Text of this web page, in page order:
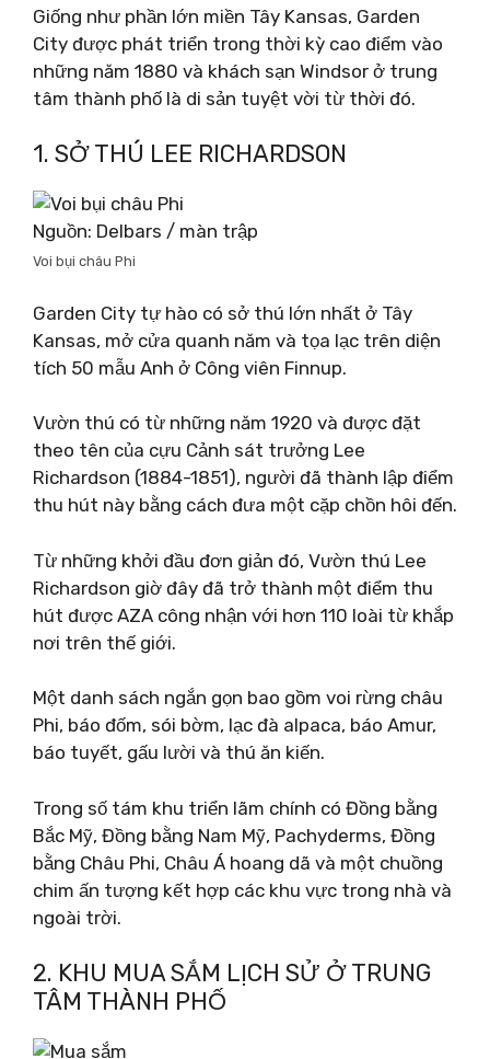
Giống như phần lớn miền Tây Kansas, Garden
City được phát triển trong thời kỳ cao điểm vào
những năm 1880 và khách sạn Windsor ở trung
tâm thành phố là di sản tuyệt vời từ thời đó.
1. SỞ THÚ LEE RICHARDSON
Nguồn: Delbars / màn trập
Voi bụi châu Phi
Garden City tự hào có sở thú lớn nhất ở Tây
Kansas, mở cửa quanh năm và tọa lạc trên diện
tích 50 mẫu Anh ở Công viên Finnup.
Vườn thú có từ những năm 1920 và được đặt
theo tên của cựu Cảnh sát trưởng Lee
Richardson (1884-1851), người đã thành lập điểm
thu hút này bằng cách đưa một cặp chồn hôi đến.
Từ những khởi đầu đơn giản đó, Vườn thú Lee
Richardson giờ đây đã trở thành một điểm thu
hút được AZA công nhận với hơn 110 loài từ khắp
nơi trên thế giới.
Một danh sách ngắn gọn bao gồm voi rừng châu
Phi, báo đốm, sói bờm, lạc đà alpaca, báo Amur,
báo tuyết, gấu lười và thú ăn kiến.
Trong số tám khu triển lãm chính có Đồng bằng
Bắc Mỹ, Đồng bằng Nam Mỹ, Pachyderms, Đồng
bằng Châu Phi, Châu Á hoang dã và một chuồng
chim ấn tượng kết hợp các khu vực trong nhà và
ngoài trời.
2. KHU MUA SẮM LỊCH SỬ Ở TRUNG
TÂM THÀNH PHỐ